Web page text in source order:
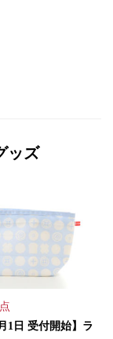
ッズ
1日 受付開始】ラ